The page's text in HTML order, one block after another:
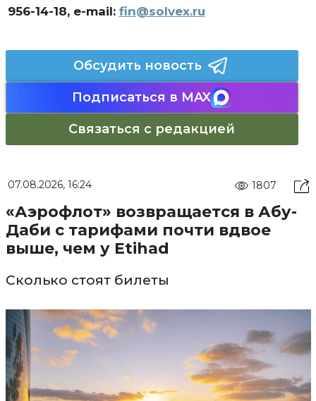
956-14-18, e-mail: fin@solvex.ru
Обсудить новость
Подписаться в MAX
Связаться с редакцией
07.08.2026, 16:24 1807
«Аэрофлот» возвращается в Абу-
Даби с тарифами почти вдвое
выше, чем у Etihad
Сколько стоят билеты